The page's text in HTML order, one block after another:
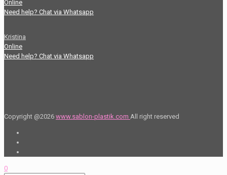
Online
Need help? Chat via Whatsapp
Kristina
Online
Need help? Chat via Whatsapp
Copyright @2026 www.sablon-plastik.com All right reserved
0